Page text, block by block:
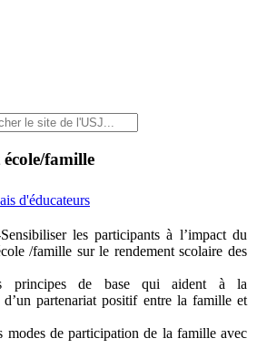
famille
d'éducateurs
les participants à l’impact du
/famille sur le rendement scolaire des
principes de base qui aident à la
d’un partenariat positif entre la famille et
modes de participation de la famille avec